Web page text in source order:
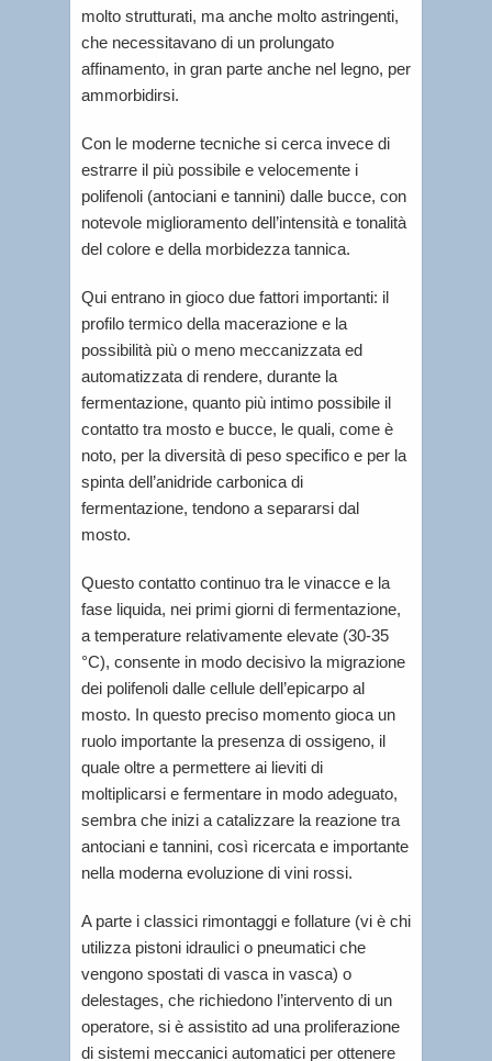
molto strutturati, ma anche molto astringenti,
che necessitavano di un prolungato
affinamento, in gran parte anche nel legno, per
ammorbidirsi.
Con le moderne tecniche si cerca invece di
estrarre il più possibile e velocemente i
polifenoli (antociani e tannini) dalle bucce, con
notevole miglioramento dell’intensità e tonalità
del colore e della morbidezza tannica.
Qui entrano in gioco due fattori importanti: il
profilo termico della macerazione e la
possibilità più o meno meccanizzata ed
automatizzata di rendere, durante la
fermentazione, quanto più intimo possibile il
contatto tra mosto e bucce, le quali, come è
noto, per la diversità di peso specifico e per la
spinta dell’anidride carbonica di
fermentazione, tendono a separarsi dal
mosto.
Questo contatto continuo tra le vinacce e la
fase liquida, nei primi giorni di fermentazione,
a temperature relativamente elevate (30-35
°C), consente in modo decisivo la migrazione
dei polifenoli dalle cellule dell’epicarpo al
mosto. In questo preciso momento gioca un
ruolo importante la presenza di ossigeno, il
quale oltre a permettere ai lieviti di
moltiplicarsi e fermentare in modo adeguato,
sembra che inizi a catalizzare la reazione tra
antociani e tannini, così ricercata e importante
nella moderna evoluzione di vini rossi.
A parte i classici rimontaggi e follature (vi è chi
utilizza pistoni idraulici o pneumatici che
vengono spostati di vasca in vasca) o
delestages, che richiedono l’intervento di un
operatore, si è assistito ad una proliferazione
di sistemi meccanici automatici per ottenere